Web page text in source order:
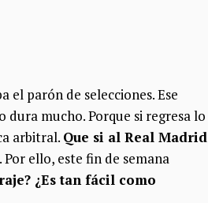
el parón de selecciones. Ese
dura mucho. Porque si regresa lo
arbitral. Que si al Real Madrid
. Por ello, este fin de semana
¿Es tan fácil como